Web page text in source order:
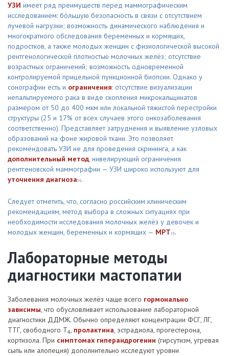
УЗИ имеет ряд преимуществ перед маммографическим
исследованием: бóльшую безопасность в связи с отсутствием
лучевой нагрузки; возможность динамического наблюдения и
многократного обследования беременных и кормящих,
подростков, а также молодых женщин с физиологической высокой
рентгенологической плотностью молочных желёз; отсутствие
возрастных ограничений; возможность одновременной
контролируемой прицельной пункционной биопсии. Однако у
сонографии есть и ограничения: отсутствие визуализации
непальпируемого рака в виде скопления микрокальцинатов
размером от 50 до 400 мкм или локальной тяжистой перестройки
структуры (25 и 17% от всех случаев этого онкозаболевания
соответственно). Представляет затруднения и выявление узловых
образований на фоне жировой ткани. Это позволяет
рекомендовать УЗИ не для проведения скрининга, а как
дополнительный метод, нивелирующий ограничения
рентгеновской маммографии — УЗИ широко используют для
уточнения диагноза39.
Следует отметить, что, согласно российским клиническим
рекомендациям, метод выбора в сложных ситуациях при
необходимости исследования молочных желёз у девочек и
молодых женщин, беременных и кормящих — МРТ19.
Лабораторные методы
диагностики мастопатии
Заболевания молочных желёз чаще всего гормонально
зависимы, что обусловливает использование лабораторной
диагностики ДДМЖ. Обычно определяют концентрации ФСГ, ЛГ,
ТТГ, свободного T4, пролактина, эстрадиола, прогестерона,
кортизола. При симптомах гиперандрогении (гирсутизм, угревая
сыпь или алопеция) дополнительно исследуют уровни